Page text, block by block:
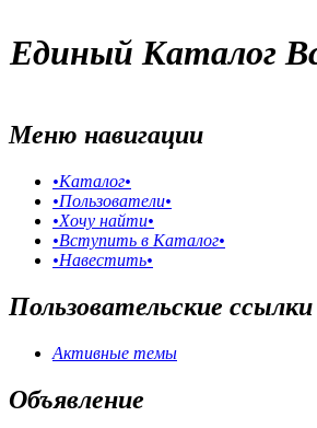
Единый Каталог
Меню навигации
•Каталог•
•Пользователи•
•Хочу найти•
•Вступить в Каталог•
•Навестить•
Пользовательские ссылки
Активные темы
Объявление